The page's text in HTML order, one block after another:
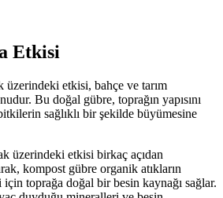
Etkisi
etkisi, bahçe ve tarım
Bu doğal gübre, toprağın yapısını
sağlıklı bir şekilde büyümesine
üzerindeki etkisi birkaç açıdan
kompost gübre organik atıkların
için toprağa doğal bir besin kaynağı sağlar.